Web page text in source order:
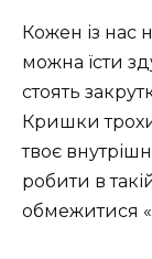
Кожен із нас
можна їсти
стоять
Кришки
твоє
робити в
обмежитися